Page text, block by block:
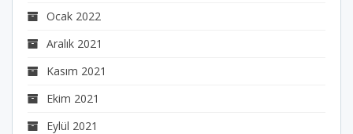
Ocak 2022
Aralık 2021
Kasım 2021
Ekim 2021
Eylül 2021